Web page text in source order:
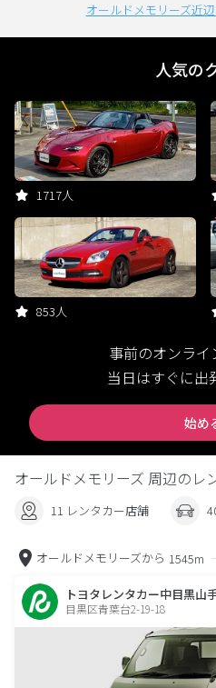
オールドメモリーズ近
人気の
1717人
853人
事前のオンラ
当日はすぐに
始め
オールドメモリーズ 周辺のレ
11 レンタカー店舗
オールドメモリーズから 1545m
トヨタレンタカー中目黒山
目黒区青葉台2-19-18